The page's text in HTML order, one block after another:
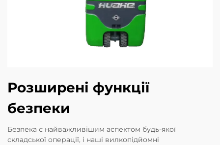
Розширені функції
безпеки
Безпека є найважливішим аспектом будь-якої
складської операції, і наші вилкопідйомні